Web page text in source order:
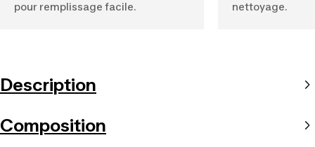
pour remplissage facile.
nettoyage.
Description
Composition